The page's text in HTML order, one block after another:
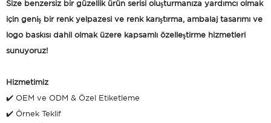
Size benzersiz bir güzellik ürün serisi oluşturmanıza yardımcı olmak
için geniş bir renk yelpazesi ve renk karıştırma, ambalaj tasarımı ve
logo baskısı dahil olmak üzere kapsamlı özelleştirme hizmetleri
sunuyoruz!
Hizmetimiz
✔️ OEM ve ODM & Özel Etiketleme
✔️ Örnek Teklif